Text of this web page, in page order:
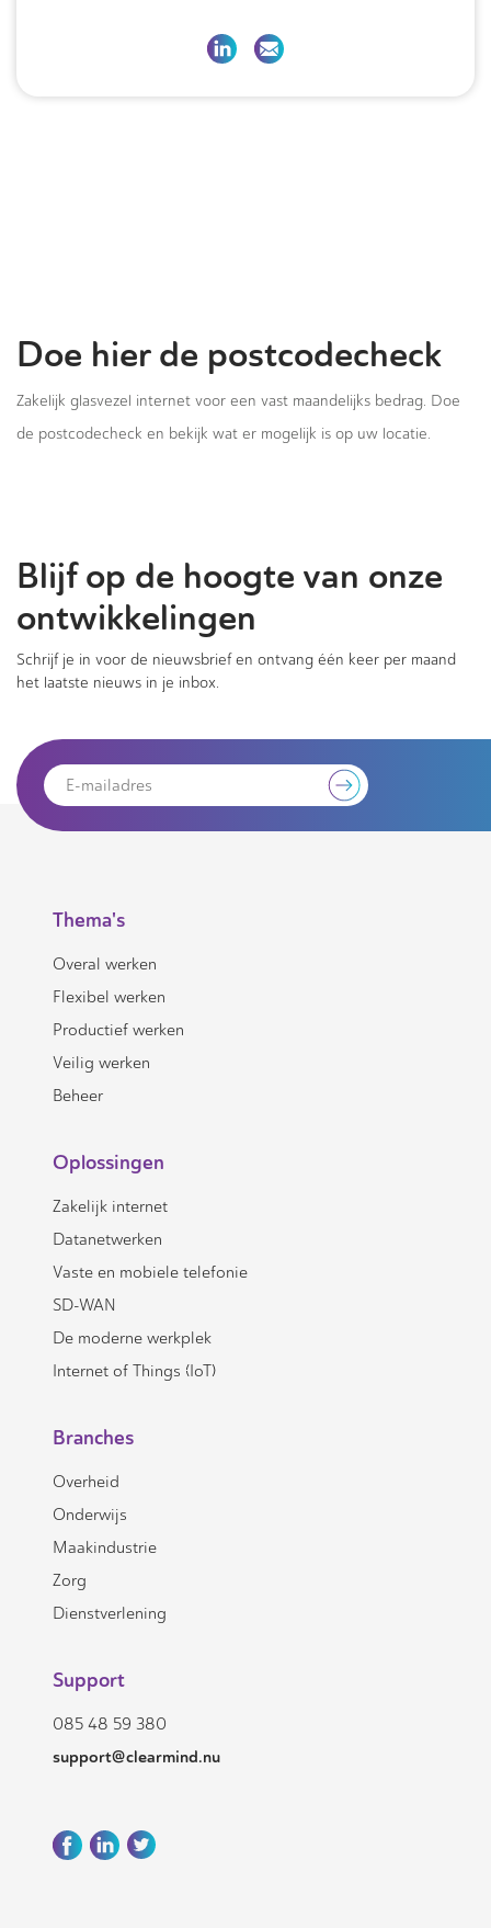
Doe hier de postcodecheck
Zakelijk glasvezel internet voor een vast maandelijks bedrag. Doe
de postcodecheck en bekijk wat er mogelijk is op uw locatie.
Blijf op de hoogte van onze
ontwikkelingen
Schrijf je in voor de nieuwsbrief en ontvang één keer per maand
het laatste nieuws in je inbox.
Thema's
Overal werken
Flexibel werken
Productief werken
Veilig werken
Beheer
Oplossingen
Zakelijk internet
Datanetwerken
Vaste en mobiele telefonie
SD-WAN
De moderne werkplek
Internet of Things (IoT)
Branches
Overheid
Onderwijs
Maakindustrie
Zorg
Dienstverlening
Support
085 48 59 380
support@clearmind.nu